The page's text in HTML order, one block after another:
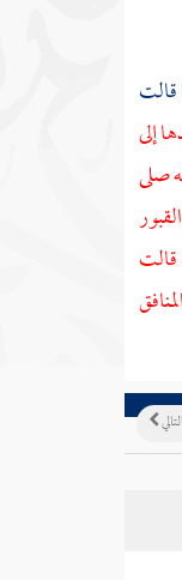
قالت
إلى
صلى
التالي